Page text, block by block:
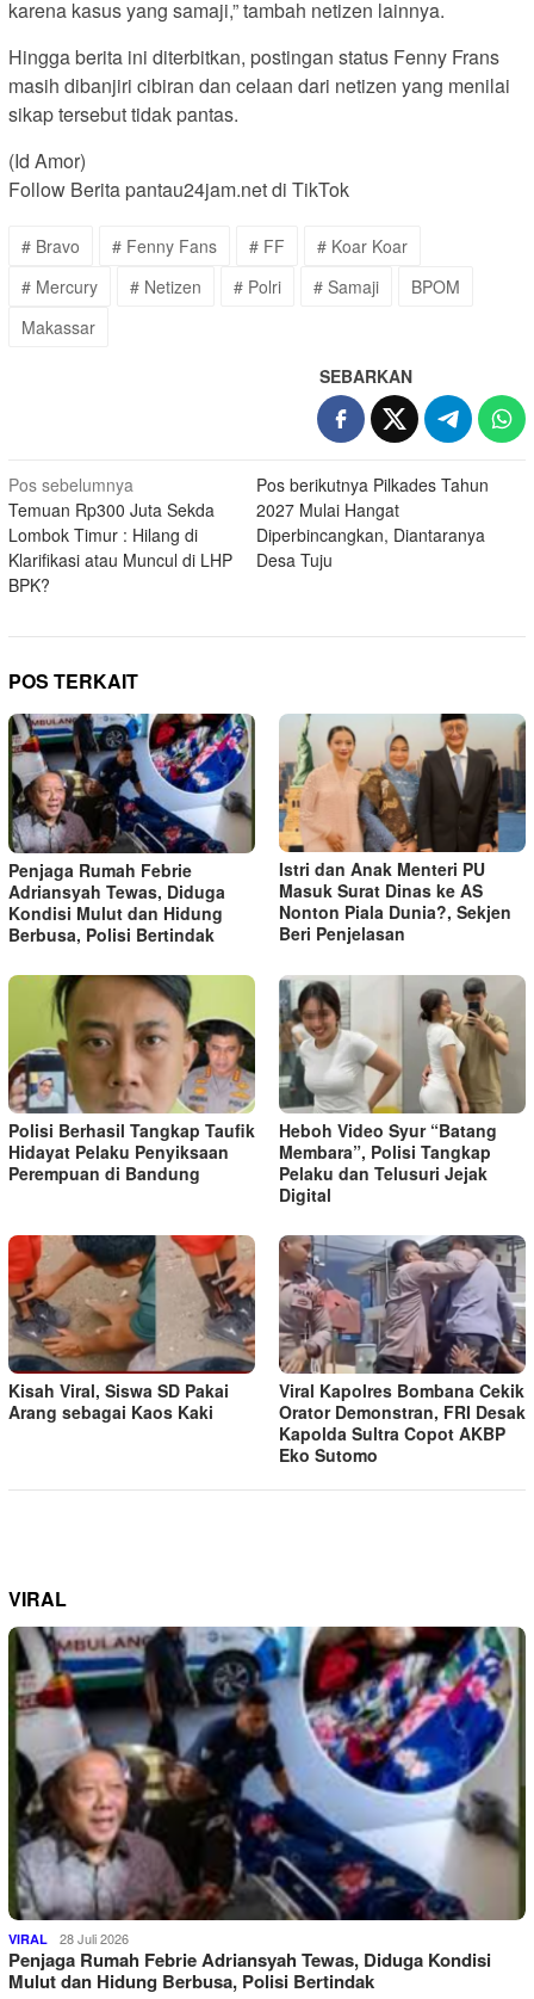
karena kasus yang samaji,” tambah netizen lainnya.
Hingga berita ini diterbitkan, postingan status Fenny Frans
masih dibanjiri cibiran dan celaan dari netizen yang menilai
sikap tersebut tidak pantas.
(Id Amor)
Follow Berita pantau24jam.net di TikTok
# Bravo # Fenny Fans # FF
# Koar Koar
# Mercury
# Netizen # Polri # Samaji
BPOM
Makassar
SEBARKAN
Navigasi
pos
Pos sebelumnya
Temuan Rp300 Juta Sekda
Lombok Timur : Hilang di
Klarifikasi atau Muncul di LHP
BPK?
Pos berikutnya Pilkades Tahun
2027 Mulai Hangat
Diperbincangkan, Diantaranya
Desa Tuju
POS TERKAIT
Penjaga Rumah Febrie
Adriansyah Tewas, Diduga
Kondisi Mulut dan Hidung
Berbusa, Polisi Bertindak
Istri dan Anak Menteri PU
Masuk Surat Dinas ke AS
Nonton Piala Dunia?, Sekjen
Beri Penjelasan
Polisi Berhasil Tangkap Taufik
Hidayat Pelaku Penyiksaan
Perempuan di Bandung
Heboh Video Syur “Batang
Membara”, Polisi Tangkap
Pelaku dan Telusuri Jejak
Digital
Kisah Viral, Siswa SD Pakai
Arang sebagai Kaos Kaki
Viral Kapolres Bombana Cekik
Orator Demonstran, FRI Desak
Kapolda Sultra Copot AKBP
Eko Sutomo
VIRAL
VIRAL 28 Juli 2026
Penjaga Rumah Febrie Adriansyah Tewas, Diduga Kondisi
Mulut dan Hidung Berbusa, Polisi Bertindak